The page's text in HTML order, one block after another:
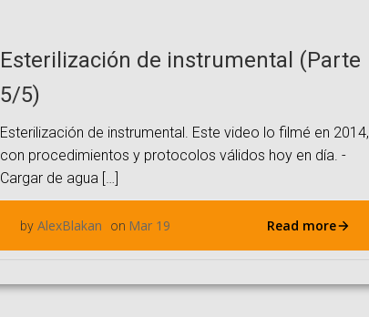
Esterilización de instrumental (Parte
5/5)
Esterilización de instrumental. Este video lo filmé en 2014,
con procedimientos y protocolos válidos hoy en día. -
Cargar de agua […]
by AlexBlakan on Mar 19 Read more